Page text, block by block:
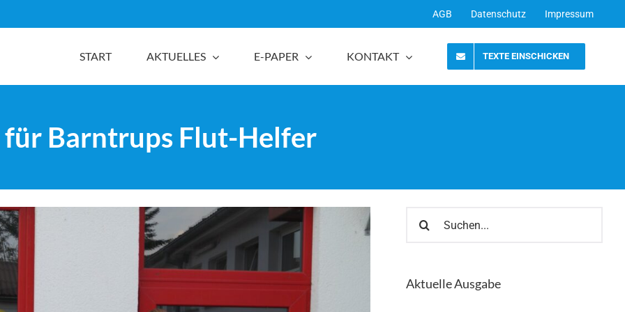
AGB Datenschutz Impressum
START AKTUELLES E-PAPER KONTAKT TEXTE EINSCHICKEN
für Barntrups Flut-Helfer
nach:
Aktuelle Ausgabe